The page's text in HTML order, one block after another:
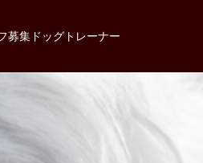
募集ドッグトレーナー